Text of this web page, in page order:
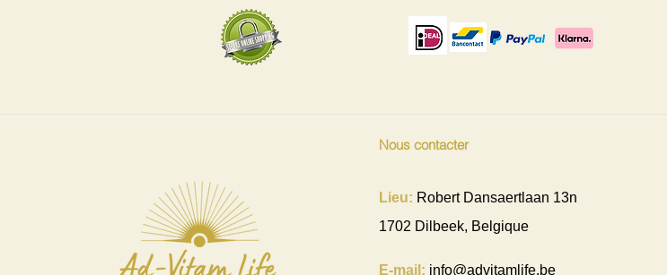
Nous contacter
Lieu: Robert Dansaertlaan 13n
1702 Dilbeek, Belgique
E-mail: info@advitamlife.be